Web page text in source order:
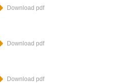
Download pdf
Download pdf
Download pdf